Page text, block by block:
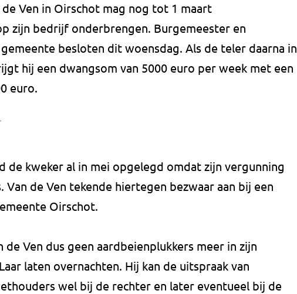
Ven in Oirschot mag nog tot 1 maart
zijn bedrijf onderbrengen. Burgemeester en
besloten dit woensdag. Als de teler daarna in
hij een dwangsom van 5000 euro per week met een
euro.
de kweker al in mei opgelegd omdat zijn vergunning
Van de Ven tekende hiertegen bezwaar aan bij een
Oirschot.
de Ven dus geen aardbeienplukkers meer in zijn
laten overnachten. Hij kan de uitspraak van
wel bij de rechter en later eventueel bij de